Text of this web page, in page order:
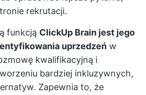
rekrutacji.
funkcją ClickUp Brain jest jego
uprzedzeń w
kwalifikacyjną i
bardziej inkluzywnych,
Zapewnia to, że